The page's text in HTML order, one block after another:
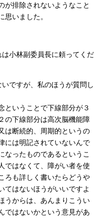
が排除されないようなこと
思いました。
小林副委員長に頼ってくだ
ですが、私のほうが質問し
いうことで下線部分が３
の下線部分は高次脳機能障
は断続的、周期的というの
には明記されていないんで
なったものであるというこ
ではなくて、障がい者を使
ろも詳しく書いたらどうや
てはないほうがいいですよ
うからは、あんまりこうい
ではないかという意見があ